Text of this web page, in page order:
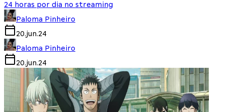
24 horas por dia no streaming
Paloma Pinheiro
20.jun.24
Paloma Pinheiro
20.jun.24